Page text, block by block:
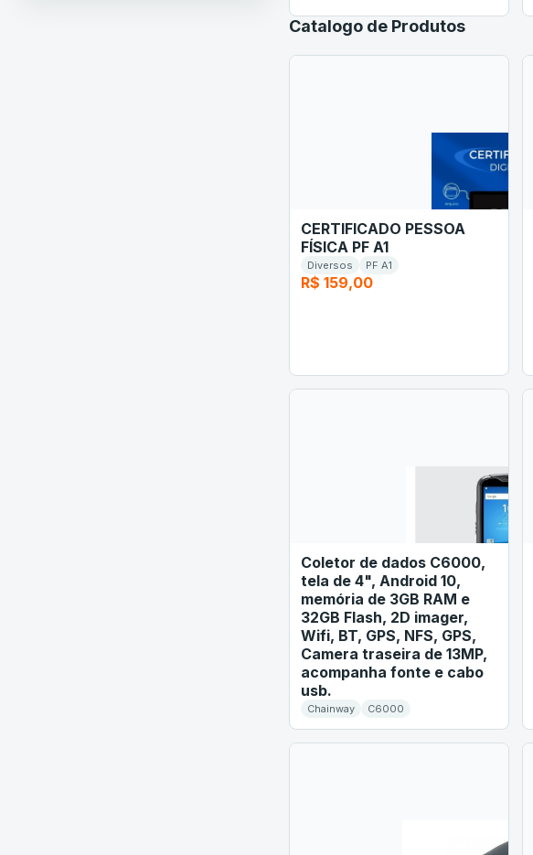
Catalogo de Produtos
CERTIFICADO PESSOA
FÍSICA PF A1
Diversos PF A1
R$ 159,00
Coletor de dados C6000,
tela de 4", Android 10,
memória de 3GB RAM e
32GB Flash, 2D imager,
Wifi, BT, GPS, NFS, GPS,
Camera traseira de 13MP,
acompanha fonte e cabo
usb.
Chainway C6000